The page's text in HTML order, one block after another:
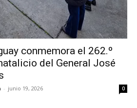
conmemora el 262.º
del General José
- junio 19, 2026 0